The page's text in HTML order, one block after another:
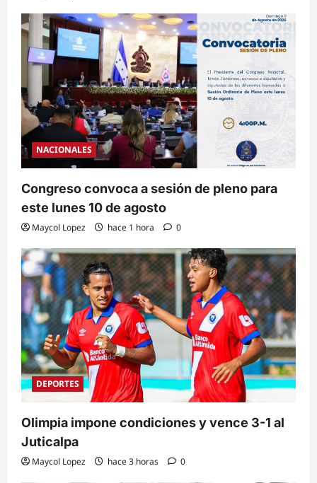
NACIONALES
Congreso convoca a sesión de pleno para
este lunes 10 de agosto
Maycol Lopez hace 1 hora 0
DEPORTES
Olimpia impone condiciones y vence 3-1 al
Juticalpa
Maycol Lopez hace 3 horas 0